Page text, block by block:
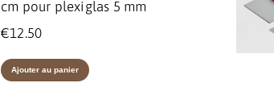
cm pour plexiglas 5 mm
€12.50
Ajouter au panier